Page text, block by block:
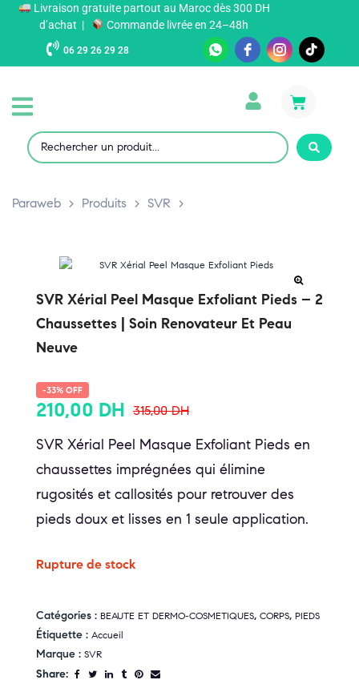
Livraison gratuite partout au Maroc dès 300 DH
d’achat |
Commande livrée en 24–48h
06 29 26 29 28
Paraweb > Produits > SVR >
SVR Xérial Peel Masque Exfoliant Pieds – 2
Chaussettes | Soin Renovateur Et Peau
Neuve
-33% OFF
315,00DH
210,00 DH
SVR Xérial Peel Masque Exfoliant Pieds en
chaussettes imprégnées qui élimine
rugosités et callosités pour retrouver des
pieds doux et lisses en 1 seule application.
Rupture de stock
Catégories : BEAUTE ET DERMO-COSMETIQUES, CORPS, PIEDS
Étiquette : Accueil
Marque : SVR
Share: